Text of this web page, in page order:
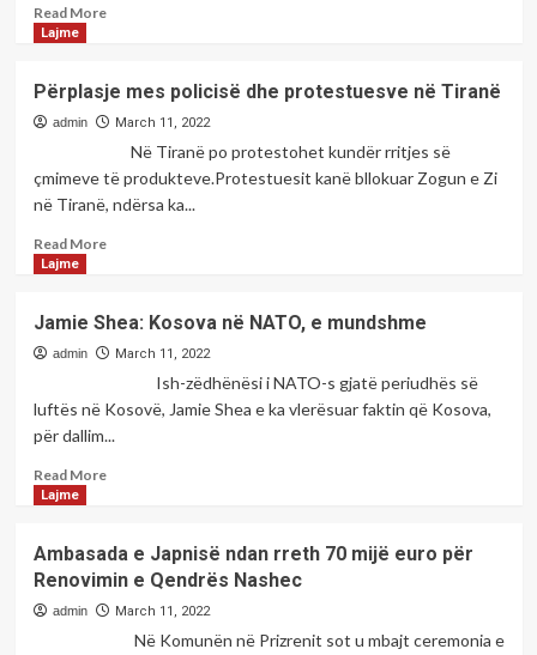
Read MoreRead
poetike
me
poeten;Rudina
Muharremi
Beja
Lajme
Përplasje mes policisë dhe protestuesve në Tiranë
admin March 11, 2022
Në Tiranë po protestohet kundër rritjes së
çmimeve të produkteve.Protestuesit kanë bllokuar Zogun e Zi
në Tiranë, ndërsa ka...
Read MoreRead
mes
policisë
protestuesve
Tiranë
Lajme
Jamie Shea: Kosova në NATO, e mundshme
admin March 11, 2022
Ish-zëdhënësi i NATO-s gjatë periudhës së
luftës në Kosovë, Jamie Shea e ka vlerësuar faktin që Kosova,
për dallim...
Read MoreRead
Shea:
Kosova
në
NATO,
Lajme
Ambasada e Japnisë ndan rreth 70 mijë euro për
Renovimin e Qendrës Nashec
admin March 11, 2022
Në Komunën në Prizrenit sot u mbajt ceremonia e